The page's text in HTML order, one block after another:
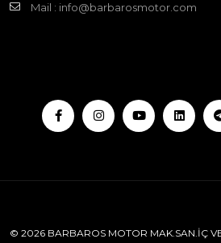
Mail : info@barbarosmotor.com
© 2026 BARBAROS MOTOR MAK.SAN.İÇ